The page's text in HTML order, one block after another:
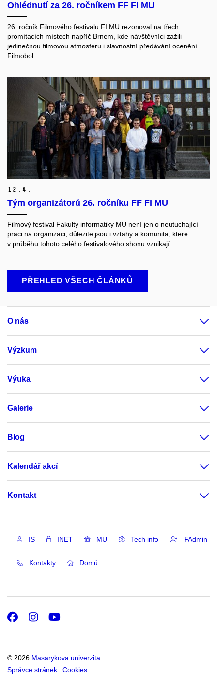
Ohlédnutí za 26. ročníkem FF FI MU
26. ročník Filmového festivalu FI MU rezonoval na třech
promítacích místech napříč Brnem, kde návštěvníci zažili
jedinečnou filmovou atmosféru i slavnostní předávání ocenění
Filmobol.
12. 4.
Tým organizátorů 26. ročníku FF FI MU
Filmový festival Fakulty informatiky MU není jen o neutuchající
práci na organizaci, důležité jsou i vztahy a komunita, které
v průběhu tohoto celého festivalového shonu vznikají.
PŘEHLED VŠECH ČLÁNKŮ
O nás
Výzkum
Výuka
Galerie
Blog
Kalendář akcí
Kontakt
IS INET MU Tech info FAdmin
Kontakty Domů
© 2026 Masarykova univerzita
Správce stránek
Cookies
Facebook
Instagram